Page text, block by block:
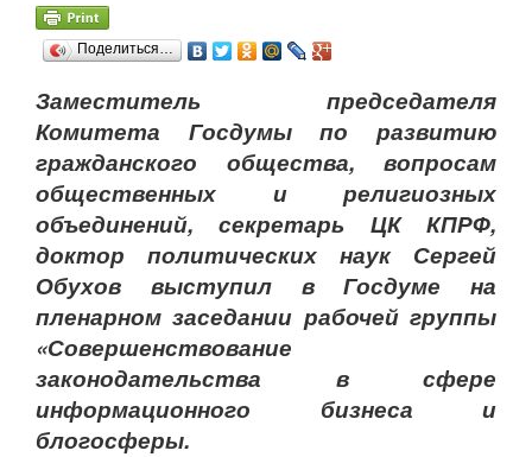
Поделиться…
Заместитель председателя
Комитета Госдумы по развитию
гражданского общества, вопросам
общественных и религиозных
объединений, секретарь ЦК КПРФ,
доктор политических наук Сергей
Обухов выступил в Госдуме на
пленарном заседании рабочей группы
«Совершенствование
законодательства в сфере
информационного бизнеса и
блогосферы.